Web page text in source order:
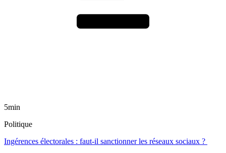
5min
Politique
Ingérences électorales : faut-il sanctionner les réseaux sociaux ?